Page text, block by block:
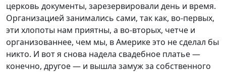
церковь документы, зарезервировали день и время.
Организацией занимались сами, так как, во-первых,
эти хлопоты нам приятны, а во-вторых, четче и
организованнее, чем мы, в Америке это не сделал бы
никто. И вот я снова надела свадебное платье —
конечно, другое — и вышла замуж за собственного